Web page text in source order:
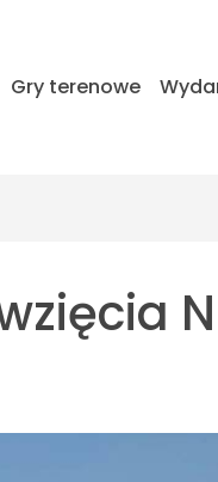
Gry terenowe